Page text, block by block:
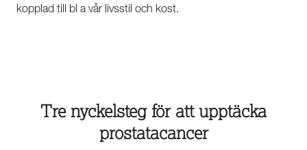
kopplad till bl a vår livsstil och kost.
Tre nyckelsteg för att upptäcka
prostatacancer